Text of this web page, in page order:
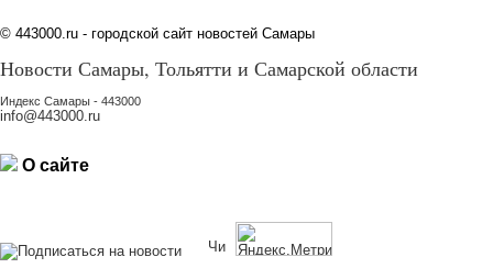
© 443000.ru - городской сайт новостей Самары
Новости Самары, Тольятти и Самарской области
Индекс Самары - 443000
info@443000.ru
О сайте